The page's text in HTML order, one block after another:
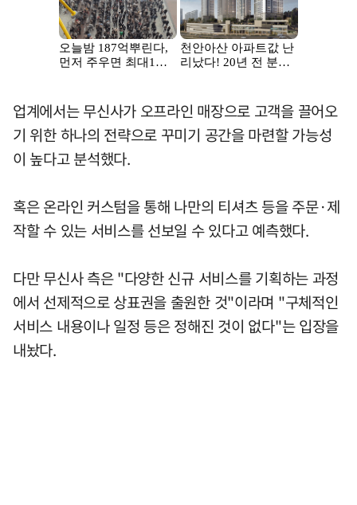
업계에서는 무신사가 오프라인 매장으로 고객을 끌어오
기 위한 하나의 전략으로 꾸미기 공간을 마련할 가능성
이 높다고 분석했다.
혹은 온라인 커스텀을 통해 나만의 티셔츠 등을 주문·제
작할 수 있는 서비스를 선보일 수 있다고 예측했다.
다만 무신사 측은 "다양한 신규 서비스를 기획하는 과정
에서 선제적으로 상표권을 출원한 것"이라며 "구체적인
서비스 내용이나 일정 등은 정해진 것이 없다"는 입장을
내놨다.